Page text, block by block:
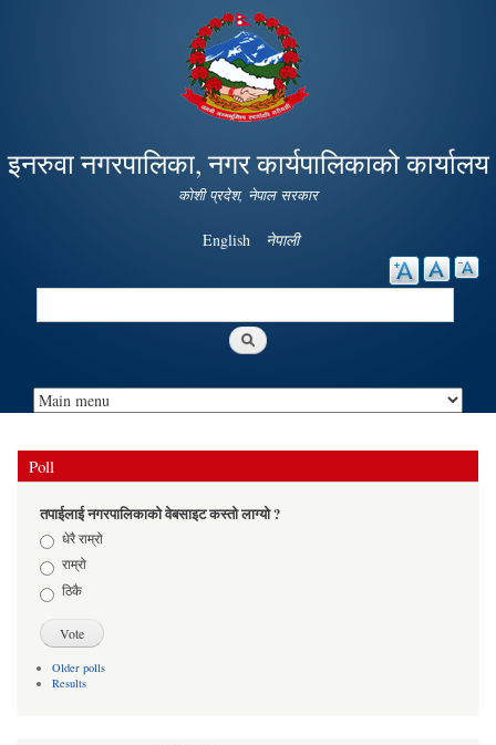
Skip to
main
content
इनरुवा नगरपालिका, नगर कार्यपालिकाको कार्यालय
कोशी प्रदेश, नेपाल सरकार
English नेपाली
Search
Poll
तपाईलाई नगरपालिकाको वेबसाइट कस्तो लाग्यो ?
Choicesधेरै राम्रो
राम्रो
ठिकै
Older polls
Results